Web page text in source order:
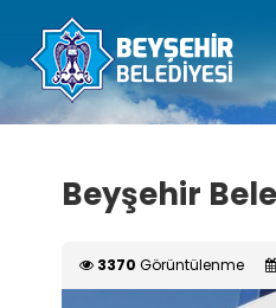
Beyşehir
3370 Görüntülenme